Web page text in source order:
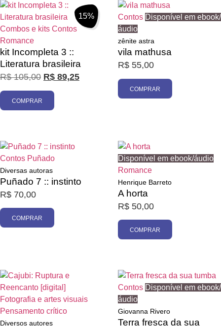
15%
Combos e kits Contos
Romance
kit Incompleta 3 ::
Literatura brasileira
R$105,00 R$ 89,25
COMPRAR
Contos Disponível em ebook/
áudio
zênite astra
vila mathusa
R$ 55,00
COMPRAR
Contos Puñado
Diversas autoras
Puñado 7 :: instinto
R$ 70,00
COMPRAR
Disponível em ebook/áudio
Romance
Henrique Barreto
A horta
R$ 50,00
COMPRAR
Fotografia e artes visuais
Pensamento crítico
Diversos autores
Contos Disponível em ebook/
áudio
Giovanna Rivero
Terra fresca da sua